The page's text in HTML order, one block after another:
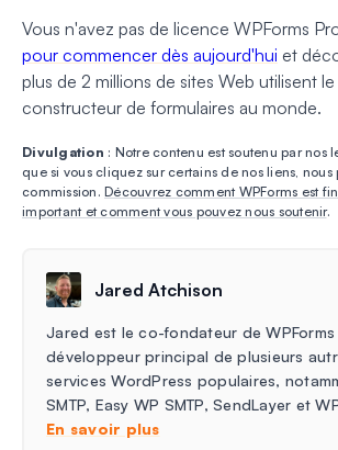
Vous n'avez pas de licence WPForms
pour commencer dès aujourd'hui et
plus de 2 millions de sites Web utilisent
constructeur de formulaires au monde.
Divulgation : Notre contenu est soutenu par nos
que si vous cliquez sur certains de nos liens,
commission. Découvrez comment WPForms est
important et comment vous pouvez nous soutenir.
Jared Atchison
Jared est le co-fondateur de WPForms
développeur principal de plusieurs
services WordPress populaires,
SMTP, Easy WP SMTP, SendLayer et
En savoir plus